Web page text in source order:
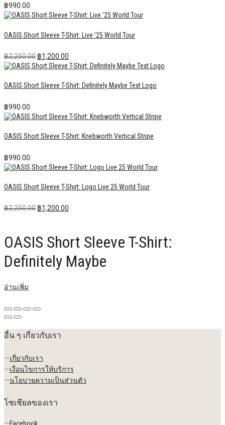
฿990.00
OASIS Short Sleeve T-Shirt: Live ’25 World Tour
฿2,250.00 Original
price
was:
฿1,200.00
price
is:
OASIS Short Sleeve T-Shirt: Definitely Maybe Text Logo
฿990.00
OASIS Short Sleeve T-Shirt: Knebworth Vertical Stripe
฿990.00
OASIS Short Sleeve T-Shirt: Logo Live 25 World Tour
฿2,250.00 Original
price
฿1,200.00
price
OASIS Short Sleeve T-Shirt:
Definitely Maybe
อ่านเพิ่ม
อื่น ๆ เกี่ยวกับเรา
—เกี่ยวกับเรา
—เงื่อนไขการให้บริการ
—นโยบายความเป็นส่วนตัว
โซเชียลของเรา